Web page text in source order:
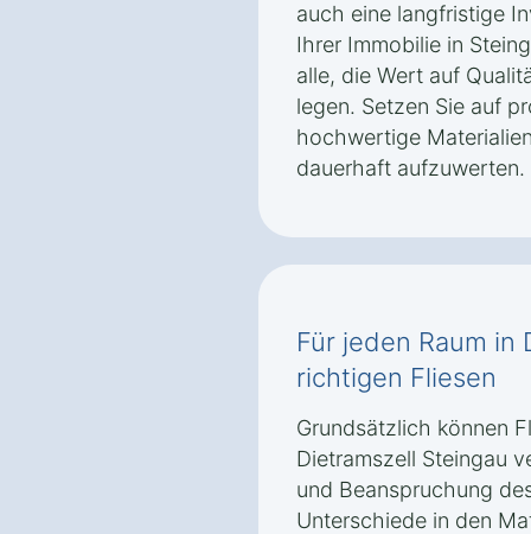
auch eine langfristige
Ihrer Immobilie in
alle, die Wert auf
legen. Setzen Sie auf
hochwertige
dauerhaft aufzuwerten.
Für jeden Raum in
richtigen Fliesen
Grundsätzlich können
Dietramszell Steingau
und Beanspruchung
Unterschiede in den